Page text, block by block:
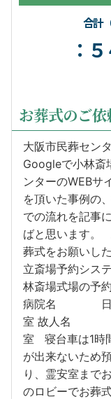
合計
：
お葬式のご
大阪市民葬セン
Googleで小林斎
ンターのWEBサ
を頂いた事例の
での流れを記事
ばと思います。
葬式をお願いし
立斎場予約シス
林斎場式場の予
病院名 日生
室 故人名
室 寝台車は1時
が出来ないため
り、霊安室まで
のロビーでお葬